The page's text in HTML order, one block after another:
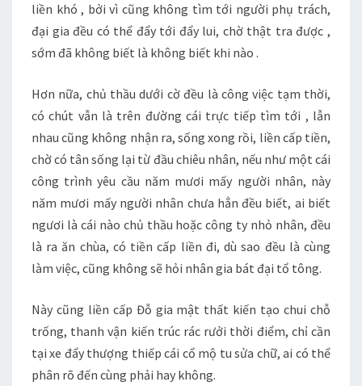
liền khó , bởi vì cũng không tìm tới người phụ trách,
đại gia đều có thể đẩy tới đẩy lui, chờ thật tra được ,
sớm đã không biết là không biết khi nào .
Hơn nữa, chủ thầu dưới cờ đều là công việc tạm thời,
có chút vẫn là trên đường cái trực tiếp tìm tới , lẫn
nhau cũng không nhận ra, sống xong rồi, liền cấp tiền,
chờ có tân sống lại từ đầu chiêu nhân, nếu như một cái
công trình yêu cầu năm mươi mấy người nhân, này
năm mươi mấy người nhân chưa hẳn đều biết, ai biết
ngươi là cái nào chủ thầu hoặc công ty nhỏ nhân, đều
là ra ăn chùa, có tiền cấp liền đi, dù sao đều là cùng
làm việc, cũng không sẽ hỏi nhân gia bát đại tổ tông.
Này cũng liền cấp Đỗ gia mật thất kiến tạo chui chỗ
trống, thanh vận kiến trúc rác rưởi thời điểm, chỉ cần
tại xe đẩy thượng thiếp cái cổ mộ tu sửa chữ, ai có thể
phân rõ đến cùng phải hay không.